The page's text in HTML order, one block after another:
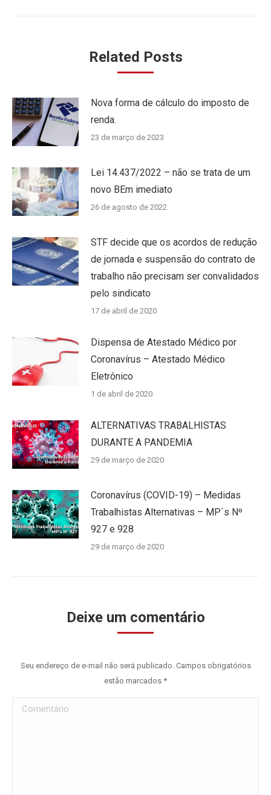
Related Posts
Nova forma de cálculo do imposto de
renda.
23 de março de 2023
Lei 14.437/2022 – não se trata de um
novo BEm imediato
26 de agosto de 2022
STF decide que os acordos de redução
de jornada e suspensão do contrato de
trabalho não precisam ser convalidados
pelo sindicato
17 de abril de 2020
Dispensa de Atestado Médico por
Coronavírus – Atestado Médico
Eletrônico
1 de abril de 2020
ALTERNATIVAS TRABALHISTAS
DURANTE A PANDEMIA
29 de março de 2020
Coronavírus (COVID-19) – Medidas
Trabalhistas Alternativas – MP´s Nº
927 e 928
29 de março de 2020
Deixe um comentário
Seu endereço de e-mail não será publicado. Campos obrigatórios
estão marcados *
Comentário